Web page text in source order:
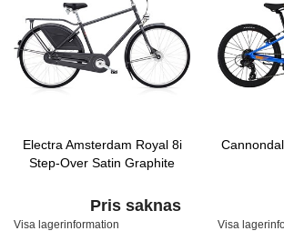
Electra Amsterdam Royal 8i
Step-Over Satin Graphite
Pris saknas
Visa lagerinformation Visa